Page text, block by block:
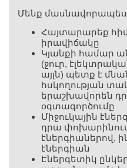
Մենք
Հայտարարեք
իրավիճակը
Կյանքի համար
(ջուր,
այլն) պետք է
հսկողության
երաշխավորեն
օգտագործումը
Միջուկային
դրա
էներգիաներով,
էներգիան
Էներգետիկ